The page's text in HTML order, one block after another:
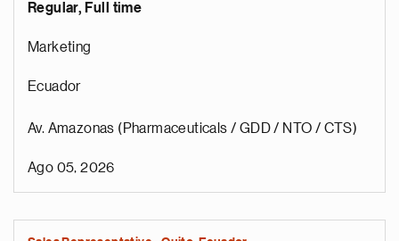
Regular, Full time
Marketing
Ecuador
Av. Amazonas (Pharmaceuticals / GDD / NTO / CTS)
Ago 05, 2026